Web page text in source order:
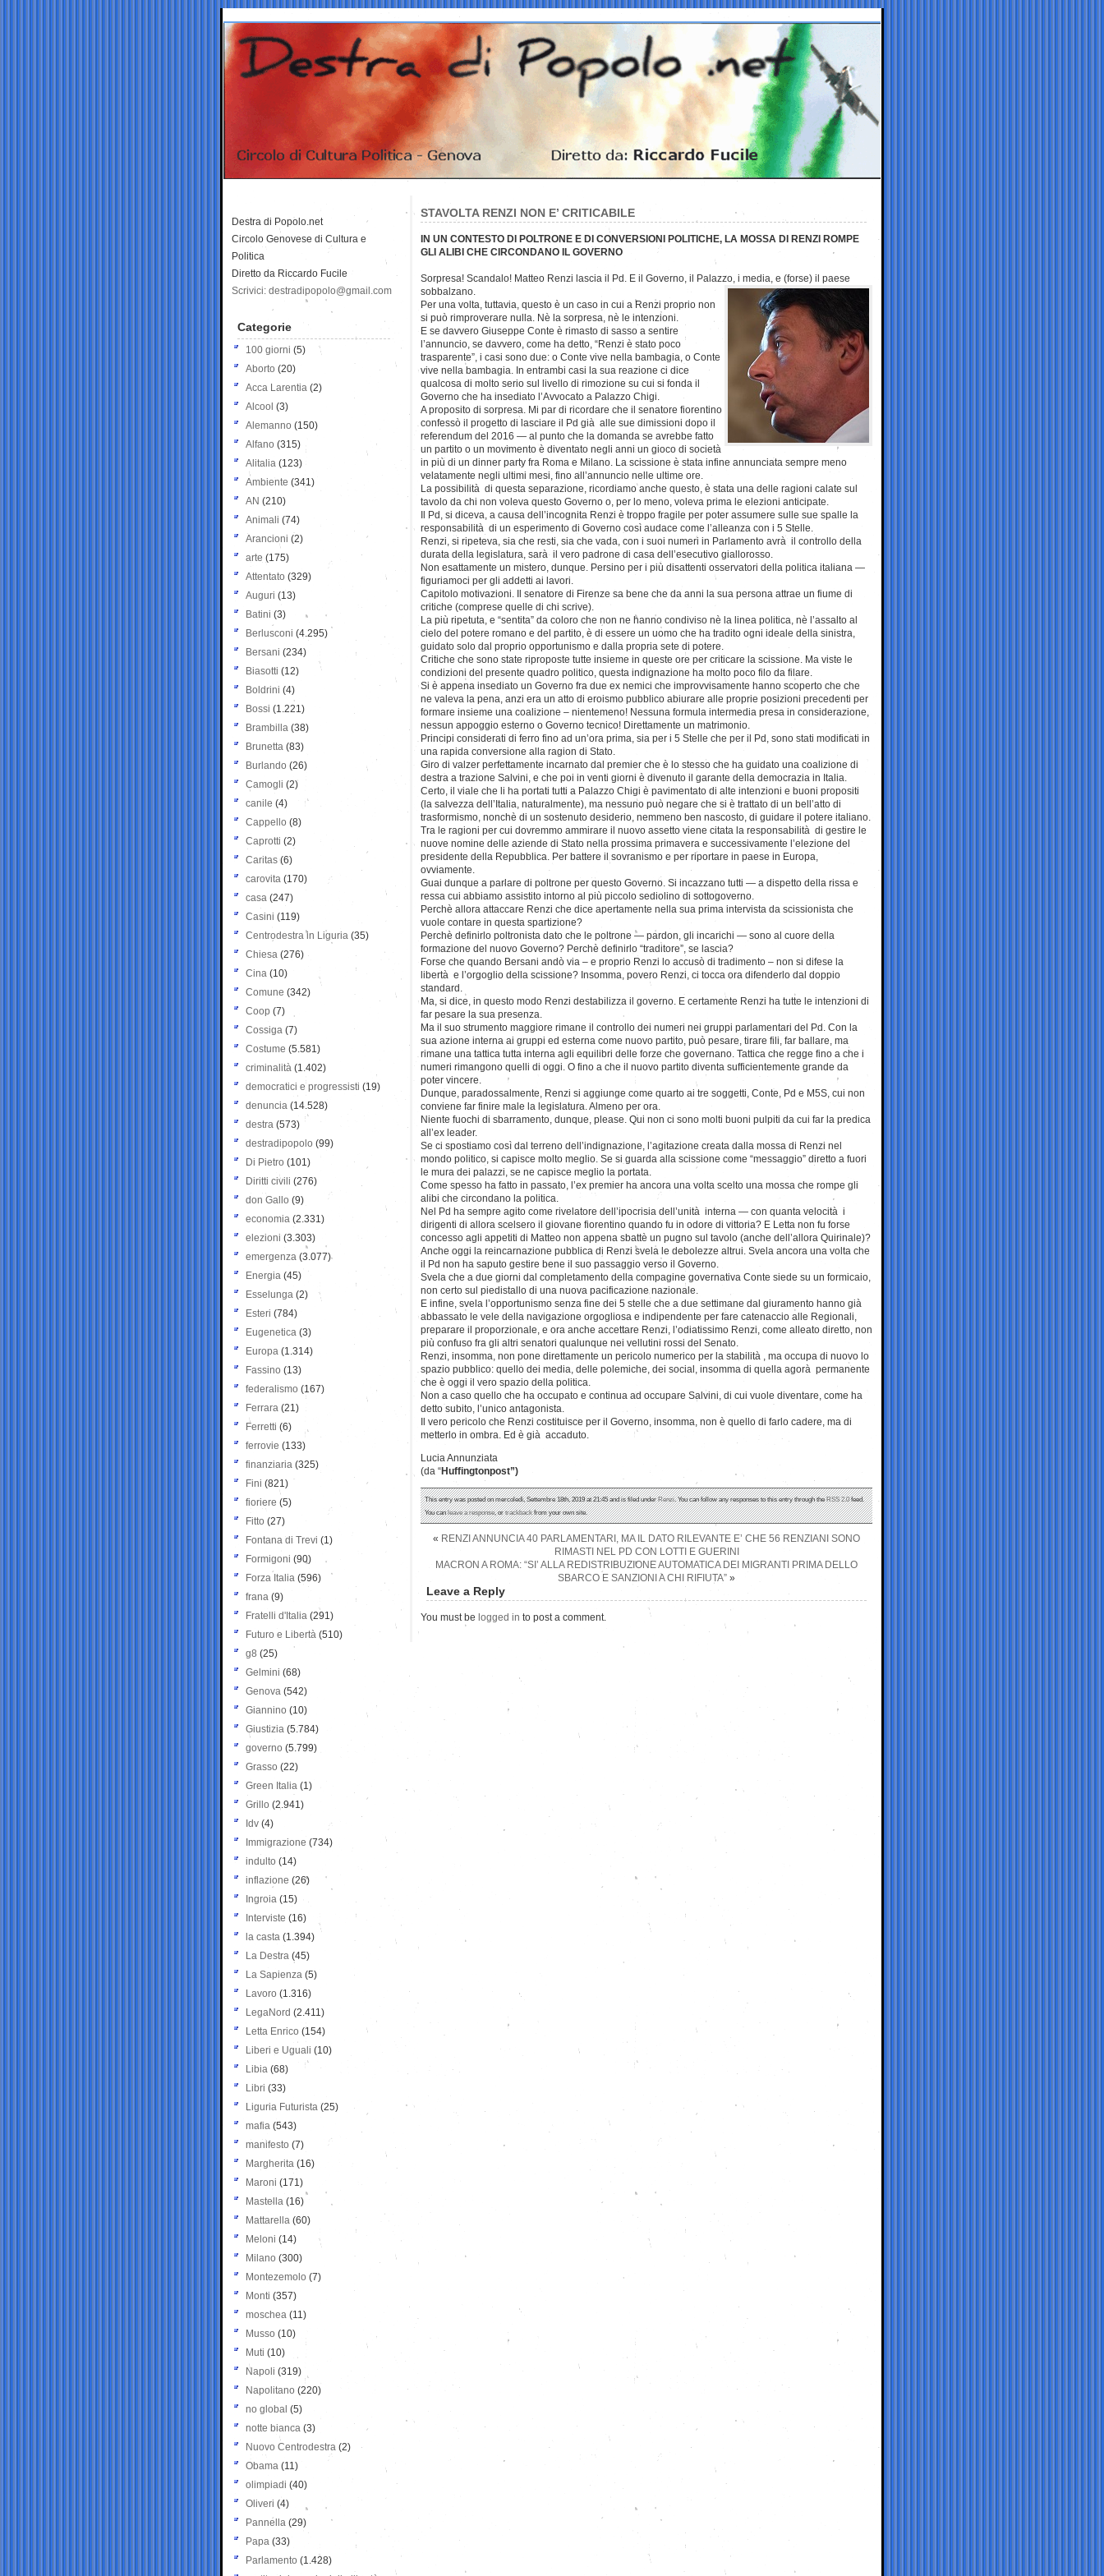
STAVOLTA RENZI NON E’ CRITICABILE
IN UN CONTESTO DI POLTRONE E DI CONVERSIONI POLITICHE, LA MOSSA DI RENZI ROMPE
GLI ALIBI CHE CIRCONDANO IL GOVERNO
Sorpresa! Scandalo! Matteo Renzi lascia il Pd. E il Governo, il Palazzo, i media, e (forse) il paese
sobbalzano.
Per una volta, tuttavia, questo è un caso in cui a Renzi proprio non
si può rimproverare nulla. Nè la sorpresa, nè le intenzioni.
E se davvero Giuseppe Conte è rimasto di sasso a sentire
l’annuncio, se davvero, come ha detto, “Renzi è stato poco
trasparente”, i casi sono due: o Conte vive nella bambagia, o Conte
vive nella bambagia. In entrambi casi la sua reazione ci dice
qualcosa di molto serio sul livello di rimozione su cui si fonda il
Governo che ha insediato l’Avvocato a Palazzo Chigi.
A proposito di sorpresa. Mi par di ricordare che il senatore fiorentino
confessò il progetto di lasciare il Pd già alle sue dimissioni dopo il
referendum del 2016 — al punto che la domanda se avrebbe fatto
un partito o un movimento è diventato negli anni un gioco di società
in più di un dinner party fra Roma e Milano. La scissione è stata infine annunciata sempre meno
velatamente negli ultimi mesi, fino all’annuncio nelle ultime ore.
La possibilità di questa separazione, ricordiamo anche questo, è stata una delle ragioni calate sul
tavolo da chi non voleva questo Governo o, per lo meno, voleva prima le elezioni anticipate.
Il Pd, si diceva, a causa dell’incognita Renzi è troppo fragile per poter assumere sulle sue spalle la
responsabilità di un esperimento di Governo così audace come l’alleanza con i 5 Stelle.
Renzi, si ripeteva, sia che resti, sia che vada, con i suoi numeri in Parlamento avrà il controllo della
durata della legislatura, sarà il vero padrone di casa dell’esecutivo giallorosso.
Non esattamente un mistero, dunque. Persino per i più disattenti osservatori della politica italiana —
figuriamoci per gli addetti ai lavori.
Capitolo motivazioni. Il senatore di Firenze sa bene che da anni la sua persona attrae un fiume di
critiche (comprese quelle di chi scrive).
La più ripetuta, e “sentita” da coloro che non ne hanno condiviso nè la linea politica, nè l’assalto al
cielo del potere romano e del partito, è di essere un uomo che ha tradito ogni ideale della sinistra,
guidato solo dal proprio opportunismo e dalla propria sete di potere.
Critiche che sono state riproposte tutte insieme in queste ore per criticare la scissione. Ma viste le
condizioni del presente quadro politico, questa indignazione ha molto poco filo da filare.
Si è appena insediato un Governo fra due ex nemici che improvvisamente hanno scoperto che che
ne valeva la pena, anzi era un atto di eroismo pubblico abiurare alle proprie posizioni precedenti per
formare insieme una coalizione – nientemeno! Nessuna formula intermedia presa in considerazione,
nessun appoggio esterno o Governo tecnico! Direttamente un matrimonio.
Principi considerati di ferro fino ad un’ora prima, sia per i 5 Stelle che per il Pd, sono stati modificati in
una rapida conversione alla ragion di Stato.
Giro di valzer perfettamente incarnato dal premier che è lo stesso che ha guidato una coalizione di
destra a trazione Salvini, e che poi in venti giorni è divenuto il garante della democrazia in Italia.
Certo, il viale che li ha portati tutti a Palazzo Chigi è pavimentato di alte intenzioni e buoni propositi
(la salvezza dell’Italia, naturalmente), ma nessuno può negare che si è trattato di un bell’atto di
trasformismo, nonchè di un sostenuto desiderio, nemmeno ben nascosto, di guidare il potere italiano.
Tra le ragioni per cui dovremmo ammirare il nuovo assetto viene citata la responsabilità di gestire le
nuove nomine delle aziende di Stato nella prossima primavera e successivamente l’elezione del
presidente della Repubblica. Per battere il sovranismo e per riportare in paese in Europa,
ovviamente.
Guai dunque a parlare di poltrone per questo Governo. Si incazzano tutti — a dispetto della rissa e
ressa cui abbiamo assistito intorno al più piccolo sediolino di sottogoverno.
Perchè allora attaccare Renzi che dice apertamente nella sua prima intervista da scissionista che
vuole contare in questa spartizione?
Perchè definirlo poltronista dato che le poltrone — pardon, gli incarichi — sono al cuore della
formazione del nuovo Governo? Perchè definirlo “traditore”, se lascia?
Forse che quando Bersani andò via – e proprio Renzi lo accusò di tradimento – non si difese la
libertà e l’orgoglio della scissione? Insomma, povero Renzi, ci tocca ora difenderlo dal doppio
standard.
Ma, si dice, in questo modo Renzi destabilizza il governo. E certamente Renzi ha tutte le intenzioni di
far pesare la sua presenza.
Ma il suo strumento maggiore rimane il controllo dei numeri nei gruppi parlamentari del Pd. Con la
sua azione interna ai gruppi ed esterna come nuovo partito, può pesare, tirare fili, far ballare, ma
rimane una tattica tutta interna agli equilibri delle forze che governano. Tattica che regge fino a che i
numeri rimangono quelli di oggi. O fino a che il nuovo partito diventa sufficientemente grande da
poter vincere.
Dunque, paradossalmente, Renzi si aggiunge come quarto ai tre soggetti, Conte, Pd e M5S, cui non
conviene far finire male la legislatura. Almeno per ora.
Niente fuochi di sbarramento, dunque, please. Qui non ci sono molti buoni pulpiti da cui far la predica
all’ex leader.
Se ci spostiamo così dal terreno dell’indignazione, l’agitazione creata dalla mossa di Renzi nel
mondo politico, si capisce molto meglio. Se si guarda alla scissione come “messaggio” diretto a fuori
le mura dei palazzi, se ne capisce meglio la portata.
Come spesso ha fatto in passato, l’ex premier ha ancora una volta scelto una mossa che rompe gli
alibi che circondano la politica.
Nel Pd ha sempre agito come rivelatore dell’ipocrisia dell’unità interna — con quanta velocità i
dirigenti di allora scelsero il giovane fiorentino quando fu in odore di vittoria? E Letta non fu forse
concesso agli appetiti di Matteo non appena sbattè un pugno sul tavolo (anche dell’allora Quirinale)?
Anche oggi la reincarnazione pubblica di Renzi svela le debolezze altrui. Svela ancora una volta che
il Pd non ha saputo gestire bene il suo passaggio verso il Governo.
Svela che a due giorni dal completamento della compagine governativa Conte siede su un formicaio,
non certo sul piedistallo di una nuova pacificazione nazionale.
E infine, svela l’opportunismo senza fine dei 5 stelle che a due settimane dal giuramento hanno già
abbassato le vele della navigazione orgogliosa e indipendente per fare catenaccio alle Regionali,
preparare il proporzionale, e ora anche accettare Renzi, l’odiatissimo Renzi, come alleato diretto, non
più confuso fra gli altri senatori qualunque nei vellutini rossi del Senato.
Renzi, insomma, non pone direttamente un pericolo numerico per la stabilità , ma occupa di nuovo lo
spazio pubblico: quello dei media, delle polemiche, dei social, insomma di quella agorà permanente
che è oggi il vero spazio della politica.
Non a caso quello che ha occupato e continua ad occupare Salvini, di cui vuole diventare, come ha
detto subito, l’unico antagonista.
Il vero pericolo che Renzi costituisce per il Governo, insomma, non è quello di farlo cadere, ma di
metterlo in ombra. Ed è già accaduto.
Lucia Annunziata
(da “Huffingtonpost”)
This entry was posted on mercoledì, Settembre 18th, 2019 at 21:45 and is filed underRenzi. You can follow any responses to this entry through theRSS 2.0feed.
You canleave a response, ortrackbackfrom your own site.
« RENZI ANNUNCIA 40 PARLAMENTARI, MA IL DATO RILEVANTE E’ CHE 56 RENZIANI SONO
RIMASTI NEL PD CON LOTTI E GUERINI
MACRON A ROMA: “SI’ ALLA REDISTRIBUZIONE AUTOMATICA DEI MIGRANTI PRIMA DELLO
SBARCO E SANZIONI A CHI RIFIUTA” »
Leave a Reply
You must be logged in to post a comment.
Destra di Popolo.net
Circolo Genovese di Cultura e
Politica
Diretto da Riccardo Fucile
Scrivici: destradipopolo@gmail.com
Categorie
100 giorni (5)
Aborto (20)
Acca Larentia (2)
Alcool (3)
Alemanno (150)
Alfano (315)
Alitalia (123)
Ambiente (341)
AN (210)
Animali (74)
Arancioni (2)
arte (175)
Attentato (329)
Auguri (13)
Batini (3)
Berlusconi (4.295)
Bersani (234)
Biasotti (12)
Boldrini (4)
Bossi (1.221)
Brambilla (38)
Brunetta (83)
Burlando (26)
Camogli (2)
canile (4)
Cappello (8)
Caprotti (2)
Caritas (6)
carovita (170)
casa (247)
Casini (119)
Centrodestra in Liguria (35)
Chiesa (276)
Cina (10)
Comune (342)
Coop (7)
Cossiga (7)
Costume (5.581)
criminalità (1.402)
democratici e progressisti (19)
denuncia (14.528)
destra (573)
destradipopolo (99)
Di Pietro (101)
Diritti civili (276)
don Gallo (9)
economia (2.331)
elezioni (3.303)
emergenza (3.077)
Energia (45)
Esselunga (2)
Esteri (784)
Eugenetica (3)
Europa (1.314)
Fassino (13)
federalismo (167)
Ferrara (21)
Ferretti (6)
ferrovie (133)
finanziaria (325)
Fini (821)
fioriere (5)
Fitto (27)
Fontana di Trevi (1)
Formigoni (90)
Forza Italia (596)
frana (9)
Fratelli d'Italia (291)
Futuro e Libertà (510)
g8 (25)
Gelmini (68)
Genova (542)
Giannino (10)
Giustizia (5.784)
governo (5.799)
Grasso (22)
Green Italia (1)
Grillo (2.941)
Idv (4)
Immigrazione (734)
indulto (14)
inflazione (26)
Ingroia (15)
Interviste (16)
la casta (1.394)
La Destra (45)
La Sapienza (5)
Lavoro (1.316)
LegaNord (2.411)
Letta Enrico (154)
Liberi e Uguali (10)
Libia (68)
Libri (33)
Liguria Futurista (25)
mafia (543)
manifesto (7)
Margherita (16)
Maroni (171)
Mastella (16)
Mattarella (60)
Meloni (14)
Milano (300)
Montezemolo (7)
Monti (357)
moschea (11)
Musso (10)
Muti (10)
Napoli (319)
Napolitano (220)
no global (5)
notte bianca (3)
Nuovo Centrodestra (2)
Obama (11)
olimpiadi (40)
Oliveri (4)
Pannella (29)
Papa (33)
Parlamento (1.428)